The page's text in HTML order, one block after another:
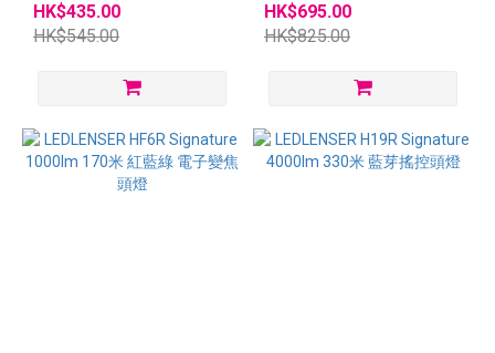
HK$435.00
HK$545.00
HK$695.00
HK$825.00